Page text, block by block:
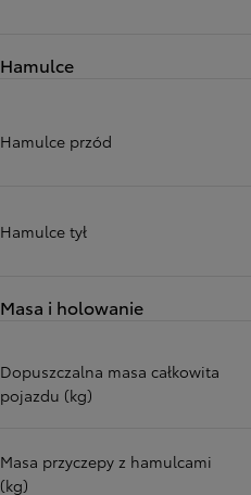
Hamulce
Hamulce przód
Hamulce tył
Masa i holowanie
Dopuszczalna masa całkowita
pojazdu (kg)
Masa przyczepy z hamulcami
(kg)